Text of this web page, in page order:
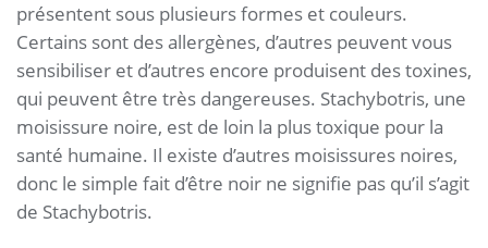
présentent sous plusieurs formes et couleurs.
Certains sont des allergènes, d’autres peuvent vous
sensibiliser et d’autres encore produisent des toxines,
qui peuvent être très dangereuses. Stachybotris, une
moisissure noire, est de loin la plus toxique pour la
santé humaine. Il existe d’autres moisissures noires,
donc le simple fait d’être noir ne signifie pas qu’il s’agit
de Stachybotris.